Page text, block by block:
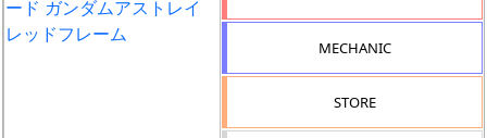
状
況
MECHANIC
STORE